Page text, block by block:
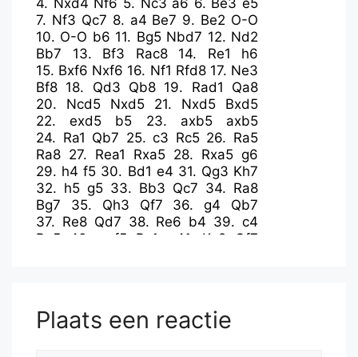
4. Nxd4 Nf6 5. Nc3 a6 6. Be3 e5
7. Nf3 Qc7 8. a4 Be7 9. Be2 O-O
10. O-O b6 11. Bg5 Nbd7 12. Nd2
Bb7
13. Bf3 Rac8 14. Re1
h6
15. Bxf6 Nxf6 16. Nf1 Rfd8 17. Ne3
Bf8 18. Qd3 Qb8 19. Rad1
Qa8
20. Ncd5 Nxd5 21. Nxd5
Bxd5
22.exd5 b5 23. axb5
axb5
24. Ra1 Qb7 25.c3 Rc5 26. Ra5
Ra8 27. Rea1 Rxa5 28. Rxa5 g6
29. h4 f5 30. Bd1 e4 31. Qg3 Kh7
32. h5 g5 33. Bb3 Qc7 34. Ra8
Bg7
35. Qh3 Qf7 36.g4
Qb7
37. Re8 Qd7 38. Re6 b4 39.c4
Ra5
40. gxf5 Ra1+ 41. Kg2
Qf7
Plaats een reactie